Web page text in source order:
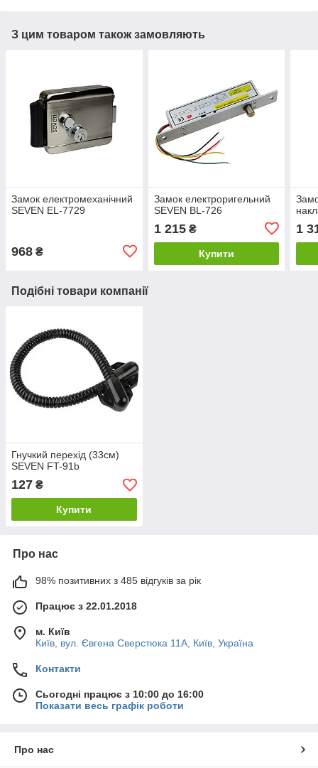
З цим товаром також замовляють
Замок електромеханічний
SEVEN EL-7729
968 ₴
Замок електроригельний
SEVEN BL-726
1 215₴
Купити
1
Подібні товари компанії
Гнучкий перехід (33см)
SEVEN FT-91b
127 ₴
Купити
Про нас
98% позитивних з 485 відгуків за рік
Працює з 22.01.2018
м. Київ
Київ, вул. Євгена Сверстюка 11А, Київ, Україна
Контакти
Сьогодні працює з 10:00 до 16:00
Показати весь графік роботи
Про нас